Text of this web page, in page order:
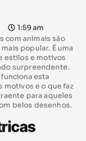
1:59 am
com animais são
popular. É uma
estilos e motivos
surpreendente.
esta
motivos e o que faz
para aqueles
belos desenhos.